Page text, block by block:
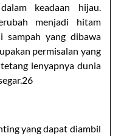
keadaan hijau.
menjadi hitam
sampah yang dibawa
permisalan yang
lenyapnya dunia
yang dapat diambil